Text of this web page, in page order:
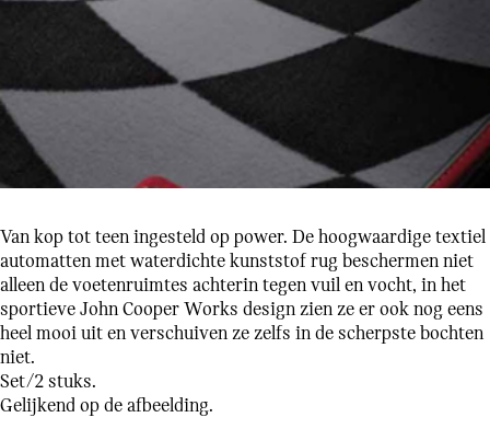
Van kop tot teen ingesteld op power. De hoogwaardige textiel
automatten met waterdichte kunststof rug beschermen niet
alleen de voetenruimtes achterin tegen vuil en vocht, in het
sportieve John Cooper Works design zien ze er ook nog eens
heel mooi uit en verschuiven ze zelfs in de scherpste bochten
niet.
Set/2 stuks.
Gelijkend op de afbeelding.